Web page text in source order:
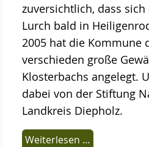
zuversichtlich, dass
Lurch bald in
2005 hat die Kommune
verschieden große
Klosterbachs angelegt.
dabei von der Stiftung
Landkreis Diepholz.
Weiterlesen …